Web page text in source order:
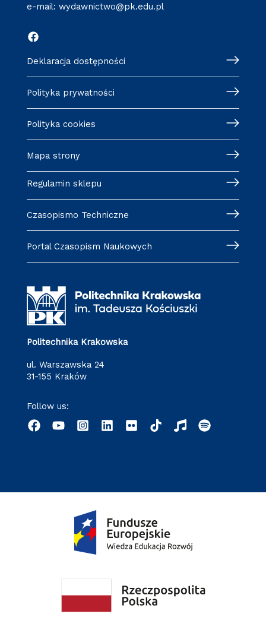
e-mail: wydawnictwo@pk.edu.pl
Deklaracja dostępności
Polityka prywatności
Polityka cookies
Mapa strony
Regulamin sklepu
Czasopismo Techniczne
Portal Czasopism Naukowych
Politechnika Krakowska
ul. Warszawska 24
31-155 Kraków
Follow us: